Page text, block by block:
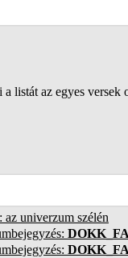
listát az egyes versek
az univerzum szélén